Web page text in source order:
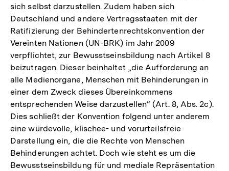
sich selbst darzustellen. Zudem haben sich
Deutschland und andere Vertragsstaaten mit der
Ratifizierung der Behindertenrechtskonvention der
Vereinten Nationen (UN-BRK) im Jahr 2009
verpflichtet, zur Bewusstseinsbildung nach Artikel 8
beizutragen. Dieser beinhaltet „die Aufforderung an
alle Medienorgane, Menschen mit Behinderungen in
einer dem Zweck dieses Übereinkommens
entsprechenden Weise darzustellen“ (Art. 8, Abs. 2c).
Dies schließt der Konvention folgend unter anderem
eine würdevolle, klischee- und vorurteilsfreie
Darstellung ein, die die Rechte von Menschen
Behinderungen achtet. Doch wie steht es um die
Bewusstseinsbildung für und mediale Repräsentation